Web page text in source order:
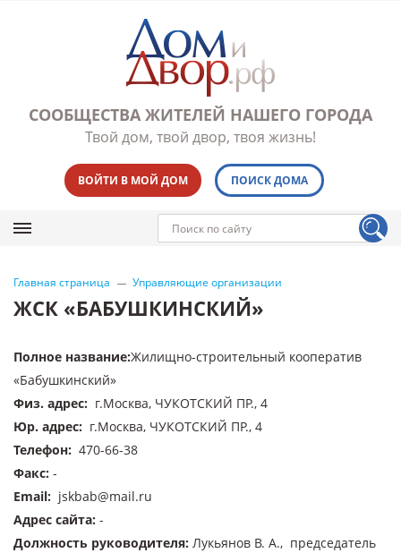
СООБЩЕСТВА ЖИТЕЛЕЙ НАШЕГО ГОРОДА
Твой дом, твой двор, твоя жизнь!
ВОЙТИ В МОЙ ДОМ ПОИСК ДОМА
Главная страница Управляющие организации
ЖСК «БАБУШКИНСКИЙ»
Полное название:Жилищно-строительный кооператив
«Бабушкинский»
Физ. адрес: г.Москва, ЧУКОТСКИЙ ПР., 4
Юр. адрес: г.Москва, ЧУКОТСКИЙ ПР., 4
Телефон: 470-66-38
Факс: -
Email: jskbab@mail.ru
Адрес сайта: -
Должность руководителя: Лукьянов В. А., председатель